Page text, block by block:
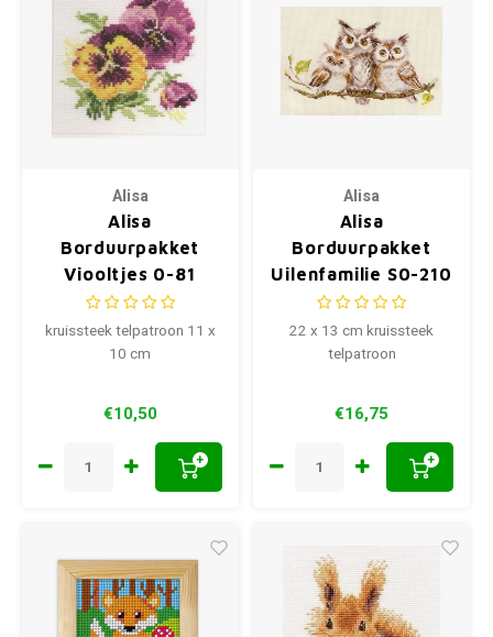
Alisa
Alisa
Borduurpakket
Viooltjes 0-81
kruissteek telpatroon 11 x
10 cm
€10,50
+
Alisa
Alisa
Borduurpakket
Uilenfamilie S0-210
22 x 13 cm kruissteek
telpatroon
€16,75
+